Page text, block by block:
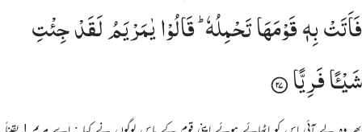
فاتت به قومها تحمله قالوا يا مريم لقد جيت شييا فريا ٢٧
فَأَتَتْ بِهِۦ قَوْمَهَا تَحْمِلُهُۥ ۖ قَالُوا۟ يَـٰمَرْيَمُ لَقَدْ جِئْتِ شَيْـًۭٔا فَرِيًّۭا ٢٧
فَاَتَتْبِهٖقَوْمَهَاتَحْمِلُهٗ ؕ قَالُوْایٰمَرْیَمُلَقَدْجِئْتِ
شَیْـًٔافَرِیًّا